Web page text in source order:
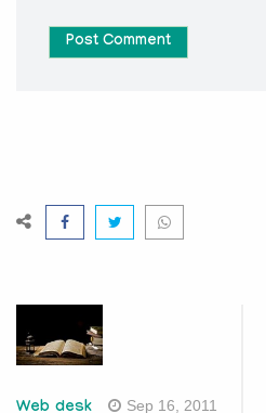
Post Comment
Web desk Sep 16, 2011